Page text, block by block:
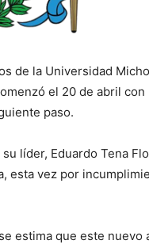
de la Universidad
el 20 de abril con
paso.
líder, Eduardo Tena
esta vez por
estima que este nuevo